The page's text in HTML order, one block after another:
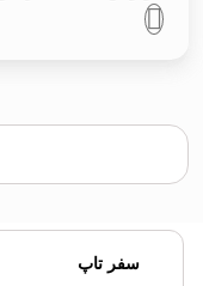
سفر تاپ